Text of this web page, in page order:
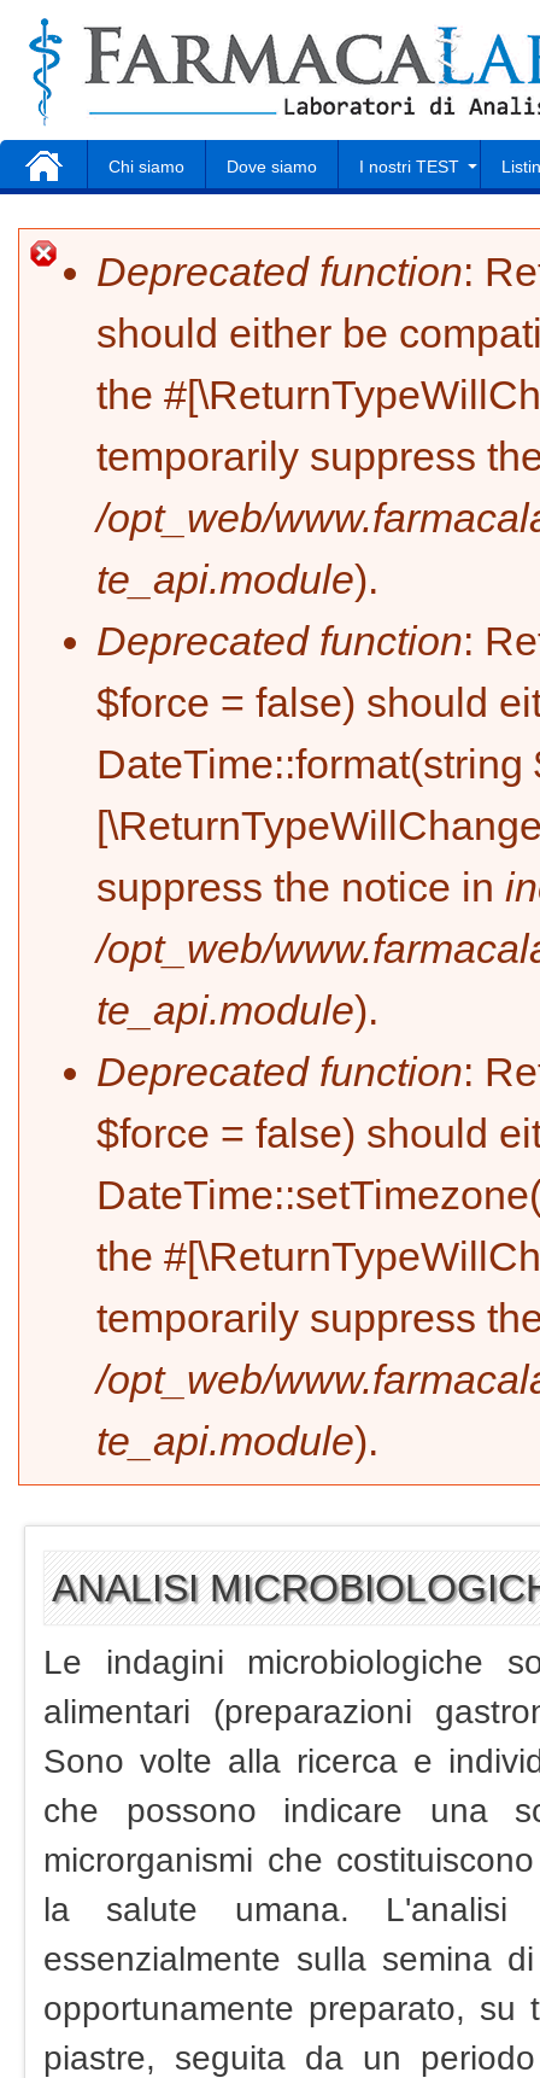
Home Chi siamo Dove siamo I nostri TEST
Error message
Deprecated function:
should either be
the
temporarily suppress
/opt_web/
te_api.module).
Deprecated function:
$force = false) should
suppress the notice in
/opt_web/
te_api.module).
Deprecated function:
$force = false) should
the
temporarily suppress
/opt_web/
te_api.module).
ANALISI
Le indagini microbiologiche
alimentari (preparazioni
Sono volte alla ricerca e
che possono indicare una
microrganismi che
la salute umana. L'analisi
essenzialmente sulla semina
opportunamente preparato, su
piastre, seguita da un